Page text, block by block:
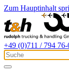
Zum Hauptinhalt
+49 (0)711 / 794 76-